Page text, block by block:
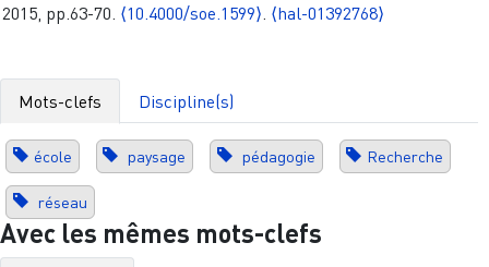
2015, pp.63-70. ⟨10.4000/soe.1599⟩ ⟨hal-01392768⟩
Mots-clefs Discipline(s)
école paysage pédagogie Recherche
réseau
Avec les mêmes mots-clefs